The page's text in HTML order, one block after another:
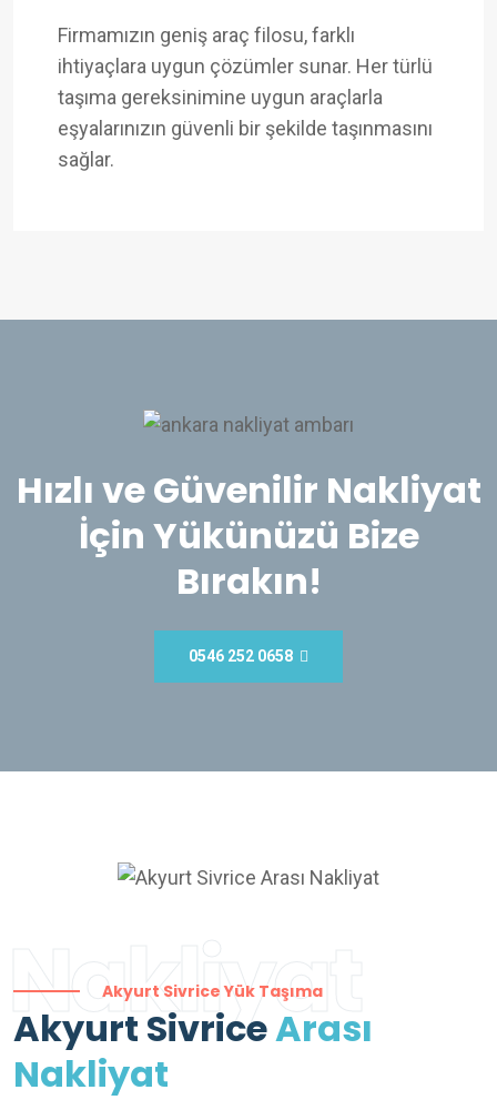
Firmamızın geniş araç filosu, farklı
ihtiyaçlara uygun çözümler sunar. Her türlü
taşıma gereksinimine uygun araçlarla
eşyalarınızın güvenli bir şekilde taşınmasını
sağlar.
Hızlı ve Güvenilir Nakliyat
İçin Yükünüzü Bize
Bırakın!
0546 252 0658
Nakliyat
Akyurt Sivrice Yük Taşıma
Akyurt SivriceArası
Nakliyat